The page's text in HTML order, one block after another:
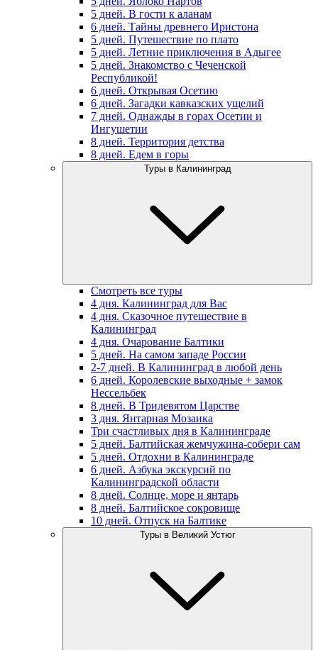
5 дней. В гости к аланам
6 дней. Тайны древнего Иристона
5 дней. Путешествие по плато
5 дней. Летние приключения в Адыгее
5 дней. Знакомство с Чеченской
Республикой!
6 дней. Открывая Осетию
6 дней. Загадки кавказских ущелий
7 дней. Однажды в горах Осетии и
Ингушетии
8 дней. Территория детства
8 дней. Едем в горы
Туры в Калининград
Смотреть все туры
4 дня. Калининград для Вас
4 дня. Сказочное путешествие в
Калининград
4 дня. Очарование Балтики
5 дней. На самом западе России
2-7 дней. В Калининград в любой день
6 дней. Королевские выходные + замок
Нессельбек
8 дней. В Тридевятом Царстве
3 дня. Янтарная Мозаика
Три счастливых дня в Калининграде
5 дней. Балтийская жемчужина-собери сам
5 дней. Отдохни в Калининграде
6 дней. Азбука экскурсий по
Калининградской области
8 дней. Солнце, море и янтарь
8 дней. Балтийское сокровище
10 дней. Отпуск на Балтике
Туры в Великий Устюг